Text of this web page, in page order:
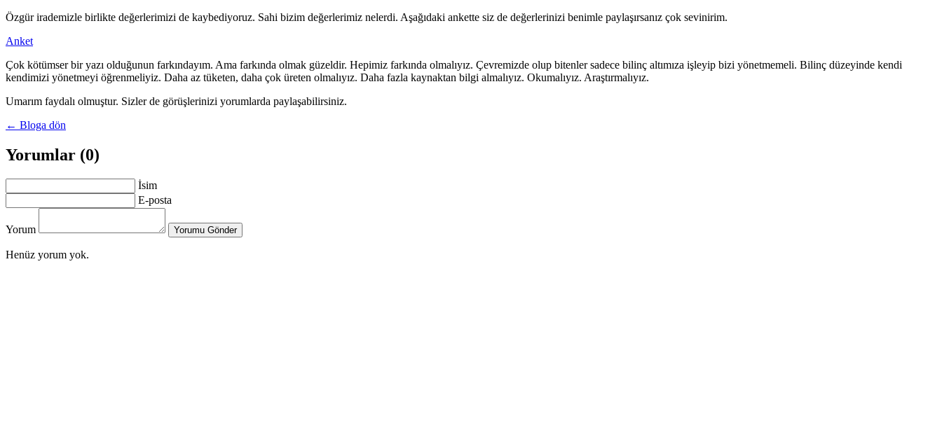
Özgür irademizle birlikte değerlerimizi de kaybediyoruz. Sahi bizim değerlerimiz nelerdi. Aşağıdaki ankette siz de değerlerinizi benimle paylaşırsanız çok sevinirim.
Anket
Çok kötümser bir yazı olduğunun farkındayım. Ama farkında olmak güzeldir. Hepimiz farkında olmalıyız. Çevremizde olup bitenler sadece bilinç altımıza işleyip bizi yönetmemeli. Bilinç düzeyinde kendi
kendimizi yönetmeyi öğrenmeliyiz. Daha az tüketen, daha çok üreten olmalıyız. Daha fazla kaynaktan bilgi almalıyız. Okumalıyız. Araştırmalıyız.
Umarım faydalı olmuştur. Sizler de görüşlerinizi yorumlarda paylaşabilirsiniz.
← Bloga dön
Yorumlar (0)
İsim
E-posta
Yorum Yorumu Gönder
Henüz yorum yok.